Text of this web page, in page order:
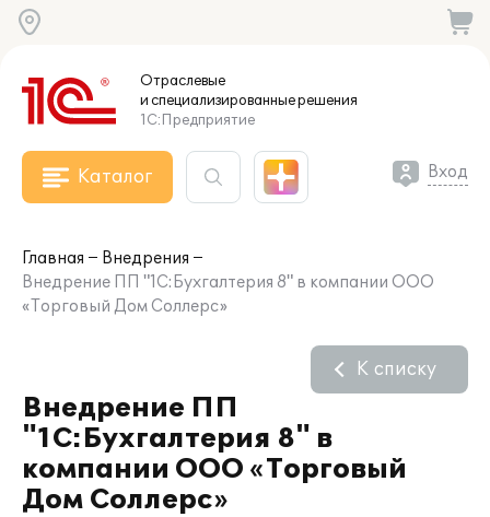
Отраслевые
и специализированныерешения
1С:Предприятие
Каталог Вход
Главная
Внедрения
Внедрение ПП "1С:Бухгалтерия 8" в компании ООО
«Торговый Дом Соллерс»
Внедрение ПП
"1С:Бухгалтерия 8" в
компании ООО «Торговый
Дом Соллерс»
К списку